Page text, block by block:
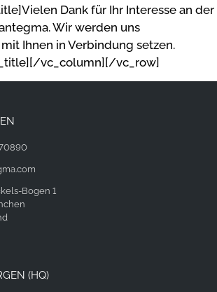
Dank für Ihr Interesse an der
Wir werden uns
Ihnen in Verbindung setzen.
vc_column][/vc_row]
Bogen 1
(HQ)